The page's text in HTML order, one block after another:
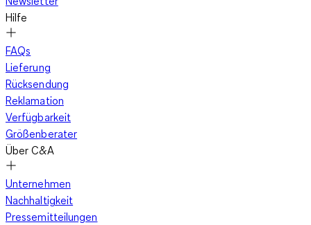
Hilfe
FAQs
Lieferung
Rücksendung
Reklamation
Verfügbarkeit
Größenberater
Über C&A
Unternehmen
Nachhaltigkeit
Pressemitteilungen